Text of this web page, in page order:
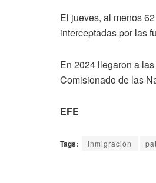
El jueves, al menos
interceptadas por las
En 2024 llegaron a
Comisionado de las
EFE
Tags: inmigración